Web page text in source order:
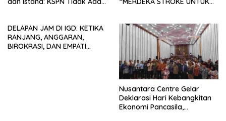
Siapapun
DELAPAN JAM DI IGD: KETIKA
RANJANG, ANGGARAN,
BIROKRASI, DAN EMPATI
Nusantara Centre Gelar
Deklarasi Hari Kebangkitan
Ekonomi Pancasila,